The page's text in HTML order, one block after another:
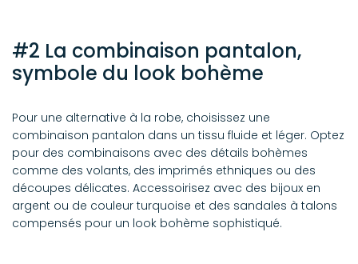
#2 La combinaison pantalon,
symbole du look bohème
Pour une alternative à la robe, choisissez une
combinaison pantalon dans un tissu fluide et léger. Optez
pour des combinaisons avec des détails bohèmes
comme des volants, des imprimés ethniques ou des
découpes délicates. Accessoirisez avec des bijoux en
argent ou de couleur turquoise et des sandales à talons
compensés pour un look bohème sophistiqué.